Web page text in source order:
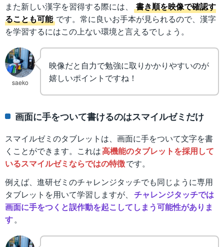
また新しい漢字を習得する際には、
書き順を映像で確認す
ることも可能 です。常に良いお手本が見られるので、漢字
を学習するにはこの上ない環境と言えるでしょう。
saeko
映像だと自力で勉強に取りかかりやすいのが
嬉しいポイントですね！
画面に手をついて書けるのはスマイルゼミだけ
スマイルゼミのタブレットは、画面に手をついて文字を書
くことができます。これは高機能のタブレットを採用して
いるスマイルゼミならではの特徴です。
例えば、進研ゼミのチャレンジタッチでも同じように専用
タブレットを用いて学習しますが、 チャレンジタッチでは
画面に手をつくと誤作動を起こしてしまう可能性がありま
す。